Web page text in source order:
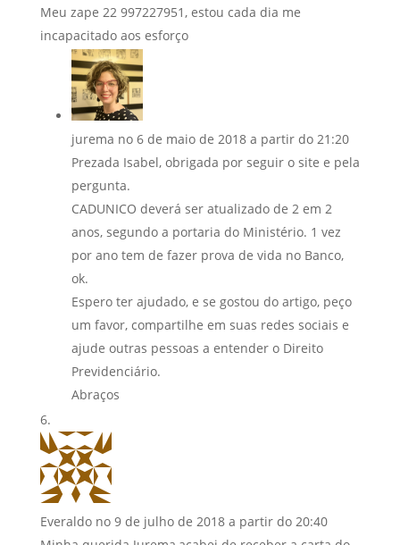
Meu zape 22 997227951, estou cada dia me
incapacitado aos esforço
jurema no 6 de maio de 2018 a partir do 21:20
Prezada Isabel, obrigada por seguir o site e pela
pergunta.
CADUNICO deverá ser atualizado de 2 em 2
anos, segundo a portaria do Ministério. 1 vez
por ano tem de fazer prova de vida no Banco,
ok.
Espero ter ajudado, e se gostou do artigo, peço
um favor, compartilhe em suas redes sociais e
ajude outras pessoas a entender o Direito
Previdenciário.
Abraços
Everaldo no 9 de julho de 2018 a partir do 20:40